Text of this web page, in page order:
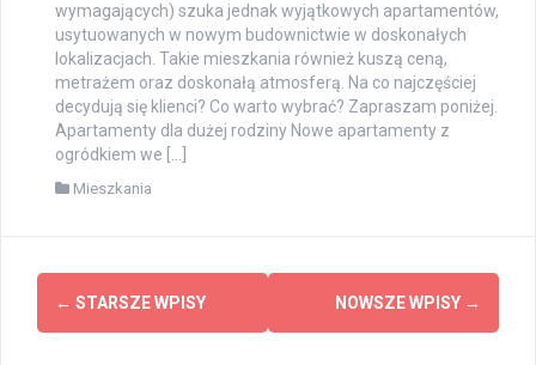
wymagających) szuka jednak wyjątkowych apartamentów,
usytuowanych w nowym budownictwie w doskonałych
lokalizacjach. Takie mieszkania również kuszą ceną,
metrażem oraz doskonałą atmosferą. Na co najczęściej
decydują się klienci? Co warto wybrać? Zapraszam poniżej.
Apartamenty dla dużej rodziny Nowe apartamenty z
ogródkiem we […]
Mieszkania
Nawigacja
po
← STARSZE WPISY NOWSZE WPISY →